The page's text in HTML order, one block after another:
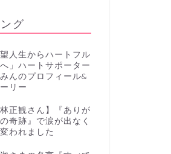
グ
望人生からハートフル
」ハートサポーター
んのプロフィール&
リー
林正観さん】『ありが
奇跡』で涙が出なく
われました